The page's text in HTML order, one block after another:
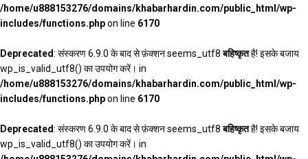
/home/u888153276/domains/khabarhardin.com/public_html/wp-
includes/functions.phpon line 6170
Deprecated: संस्करण 6.9.0 के बाद से फ़ंक्शन seems_utf8बहिष्कृतहै! इसके बजाय
wp_is_valid_utf8() का उपयोग करें। in
/home/u888153276/domains/khabarhardin.com/public_html/wp-
includes/functions.phpon line 6170
Deprecated: संस्करण 6.9.0 के बाद से फ़ंक्शन seems_utf8बहिष्कृतहै! इसके बजाय
wp_is_valid_utf8() का उपयोग करें। in